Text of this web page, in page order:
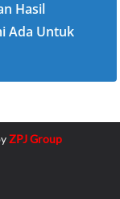
Hasil
Ada Untuk
ZPJ Group